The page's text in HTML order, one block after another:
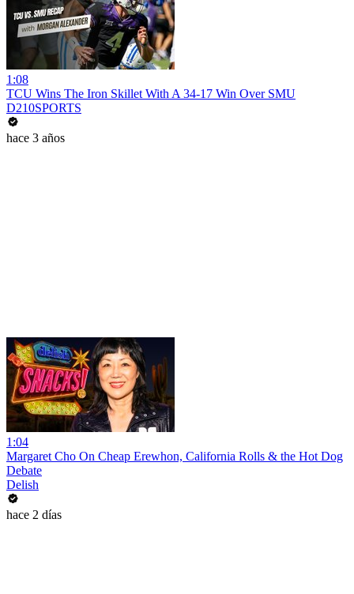
1:08
TCU Wins The Iron Skillet With A 34-17 Win Over SMU
D210SPORTS
hace 3 años
1:04
Margaret Cho On Cheap Erewhon, California Rolls & the Hot Dog
Debate
Delish
hace 2 días